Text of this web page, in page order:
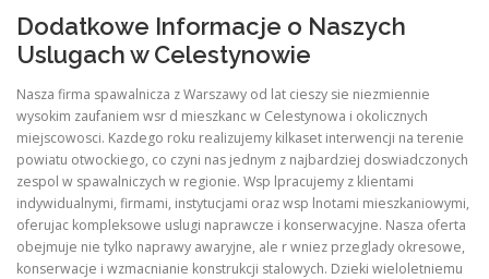
Dodatkowe Informacje o Naszych
Uslugach w Celestynowie
Nasza firma spawalnicza z Warszawy od lat cieszy sie niezmiennie
wysokim zaufaniem wsr d mieszkanc w Celestynowa i okolicznych
miejscowosci. Kazdego roku realizujemy kilkaset interwencji na terenie
powiatu otwockiego, co czyni nas jednym z najbardziej doswiadczonych
zespol w spawalniczych w regionie. Wsp lpracujemy z klientami
indywidualnymi, firmami, instytucjami oraz wsp lnotami mieszkaniowymi,
oferujac kompleksowe uslugi naprawcze i konserwacyjne. Nasza oferta
obejmuje nie tylko naprawy awaryjne, ale r wniez przeglady okresowe,
konserwacje i wzmacnianie konstrukcji stalowych. Dzieki wieloletniemu